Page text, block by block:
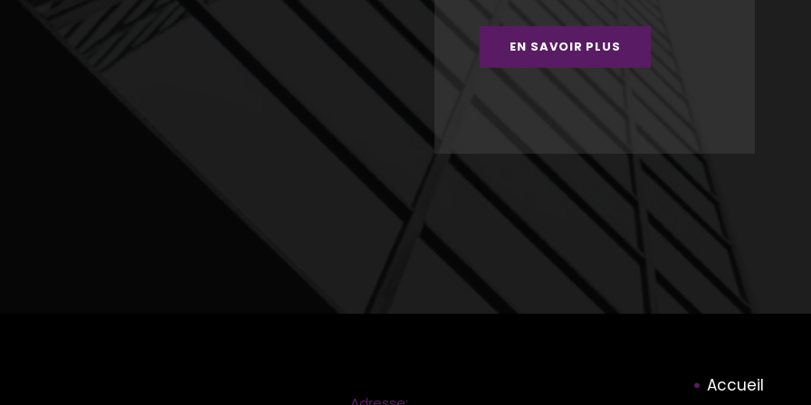
EN SAVOIR PLUS
Accueil